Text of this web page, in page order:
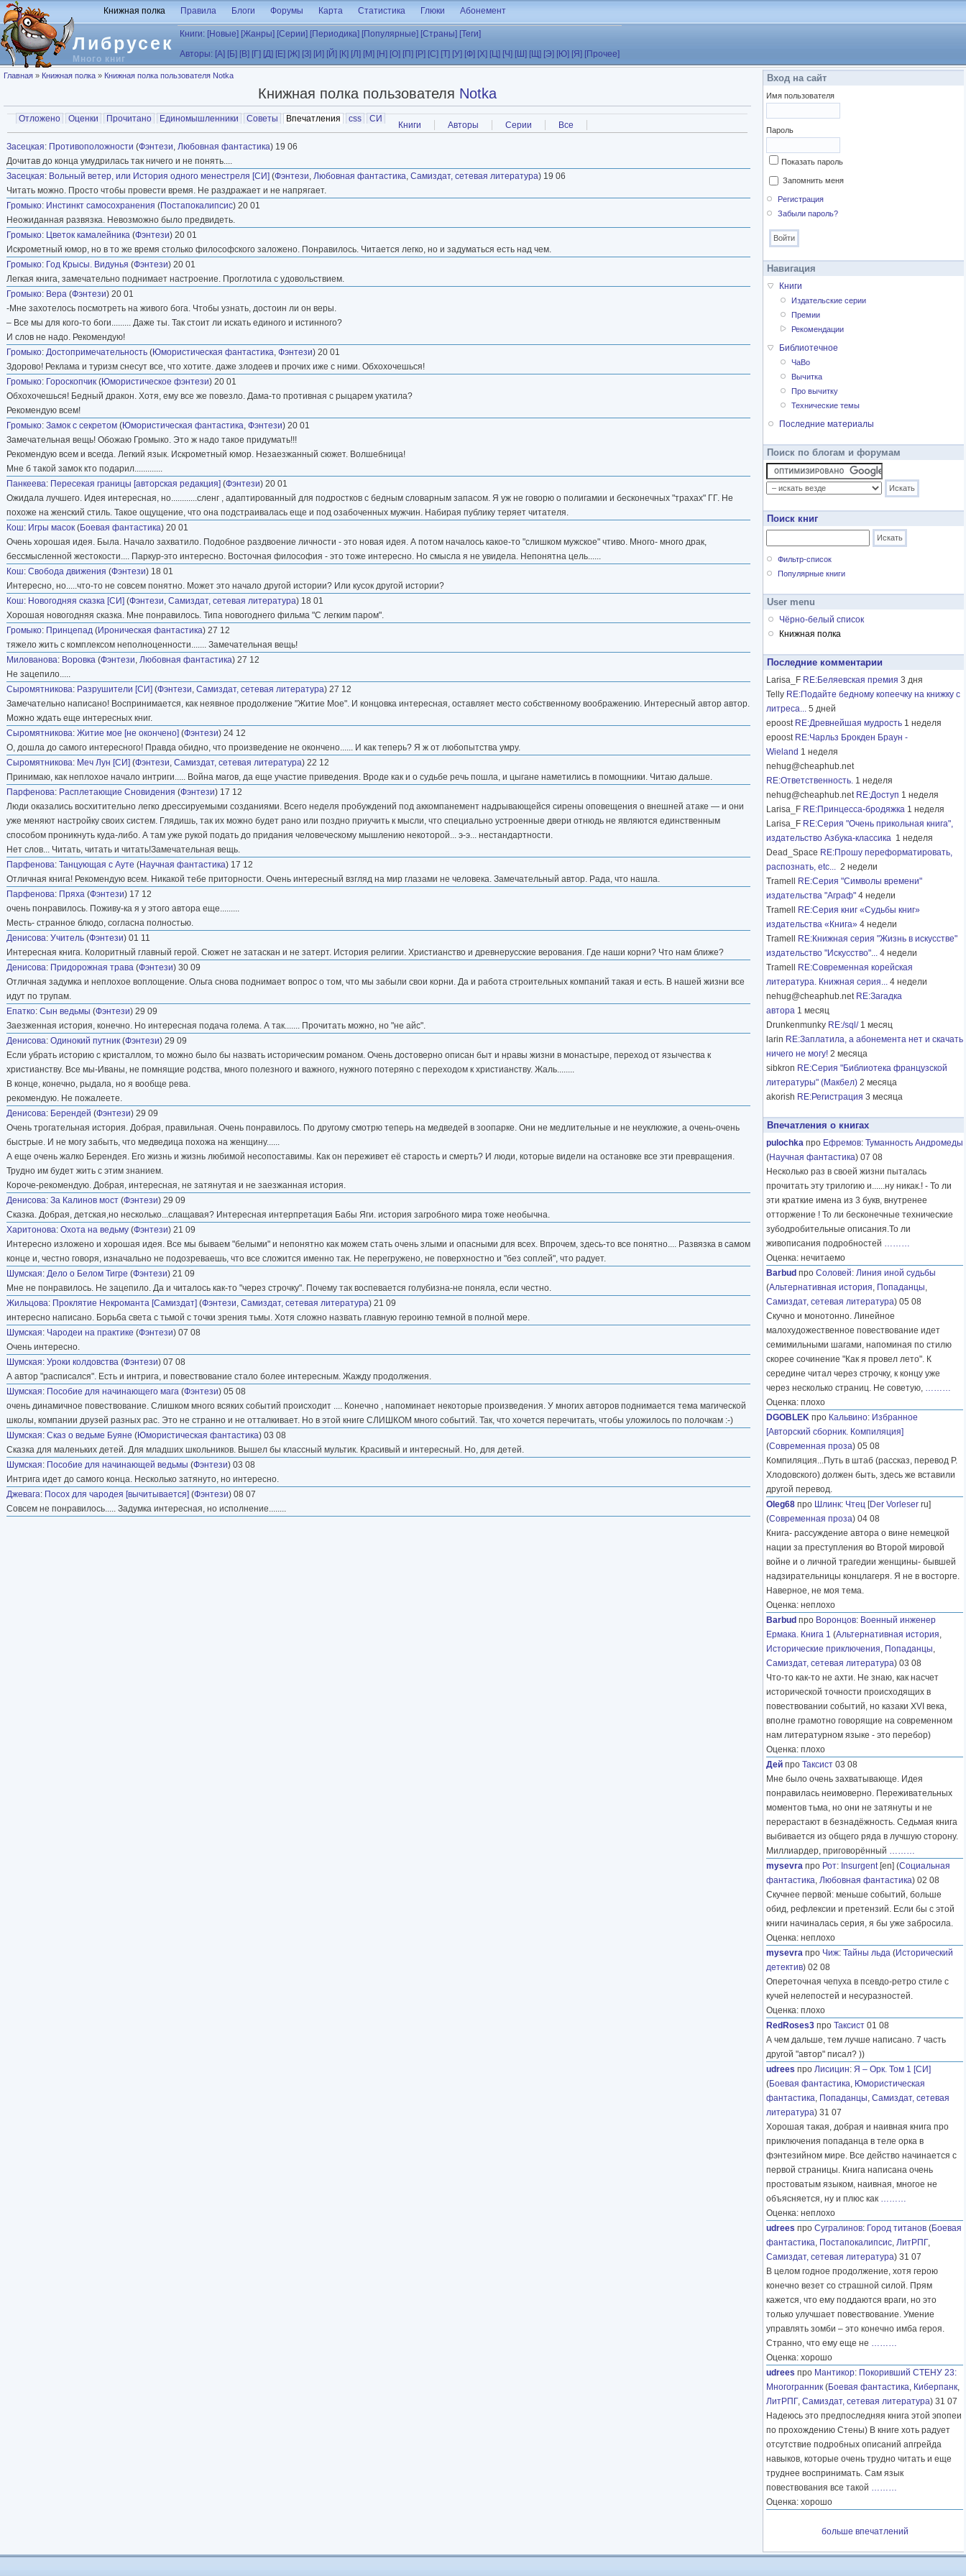
Перейти к основному содержанию
Либрусек
Много книг
Книжная полка Правила Блоги Форумы Карта Статистика Глюки Абонемент
Книги: [Новые] [Жанры] [Серии] [Периодика] [Популярные] [Страны] [Теги]
Авторы: [А] [Б] [В] [Г] [Д] [Е] [Ж] [З] [И] [Й] [К] [Л] [М] [Н] [О] [П] [Р] [С] [Т] [У] [Ф] [Х] [Ц] [Ч] [Ш] [Щ] [Э] [Ю] [Я] [Прочее]
Вы здесь
Главная » Книжная полка » Книжная полка пользователя Notka
Книжная полка пользователя Notka
Главные вкладки
Отложено Оценки Прочитано Единомышленники Советы Впечатления (активная вкладка)
css СИ
Вторичные вкладки Книги Авторы Серии Все
Засецкая: Противоположности (Фэнтези, Любовная фантастика) 19 06
Дочитав до конца умудрилась так ничего и не понять....
Засецкая: Вольный ветер, или История одного менестреля [СИ] (Фэнтези, Любовная фантастика, Самиздат, сетевая литература) 19 06
Читать можно. Просто чтобы провести время. Не раздражает и не напрягает.
Громыко: Инстинкт самосохранения (Постапокалипсис) 20 01
Неожиданная развязка. Невозможно было предвидеть.
Громыко: Цветок камалейника (Фэнтези) 20 01
Искрометный юмор, но в то же время столько философского заложено. Понравилось. Читается легко, но и задуматься есть над чем.
Громыко: Год Крысы. Видунья (Фэнтези) 20 01
Легкая книга, замечательно поднимает настроение. Проглотила с удовольствием.
Громыко: Вера (Фэнтези) 20 01
-Мне захотелось посмотреть на живого бога. Чтобы узнать, достоин ли он веры.
– Все мы для кого-то боги......... Даже ты. Так стоит ли искать единого и истинного?
И слов не надо. Рекомендую!
Громыко: Достопримечательность (Юмористическая фантастика, Фэнтези) 20 01
Здорово! Реклама и туризм снесут все, что хотите. даже злодеев и прочих иже с ними. Обхохочешься!
Громыко: Гороскопчик (Юмористическое фэнтези) 20 01
Обхохочешься! Бедный дракон. Хотя, ему все же повезло. Дама-то противная с рыцарем укатила?
Рекомендую всем!
Громыко: Замок с секретом (Юмористическая фантастика, Фэнтези) 20 01
Замечательная вещь! Обожаю Громыко. Это ж надо такое придумать!!!
Рекомендую всем и всегда. Легкий язык. Искрометный юмор. Незаезжанный сюжет. Волшебница!
Мне б такой замок кто подарил.............
Панкеева: Пересекая границы [авторская редакция] (Фэнтези) 20 01
Ожидала лучшего. Идея интересная, но............сленг , адаптированный для подростков с бедным словарным запасом. Я уж не говорю о полигамии и бесконечных "трахах" ГГ. Не
похоже на женский стиль. Такое ощущение, что она подстраивалась еще и под озабоченных мужчин. Набирая публику теряет читателя.
Кош: Игры масок (Боевая фантастика) 20 01
Очень хорошая идея. Была. Начало захватило. Подобное раздвоение личности - это новая идея. А потом началось какое-то "слишком мужское" чтиво. Много- много драк,
бессмысленной жестокости.... Паркур-это интересно. Восточная философия - это тоже интересно. Но смысла я не увидела. Непонятна цель......
Кош: Свобода движения (Фэнтези) 18 01
Интересно, но.....что-то не совсем понятно. Может это начало другой истории? Или кусок другой истории?
Кош: Новогодняя сказка [СИ] (Фэнтези, Самиздат, сетевая литература) 18 01
Хорошая новогодняя сказка. Мне понравилось. Типа новогоднего фильма "С легким паром".
Громыко: Принцепад (Ироническая фантастика) 27 12
тяжело жить с комплексом неполноценности....... Замечательная вещь!
Милованова: Воровка (Фэнтези, Любовная фантастика) 27 12
Не зацепило.....
Сыромятникова: Разрушители [СИ] (Фэнтези, Самиздат, сетевая литература) 27 12
Замечательно написано! Воспринимается, как неявное продолжение "Житие Мое". И концовка интересная, оставляет место собственному воображению. Интересный автор автор.
Можно ждать еще интересных книг.
Сыромятникова: Житие мое [не окончено] (Фэнтези) 24 12
О, дошла до самого интересного! Правда обидно, что произведение не окончено...... И как теперь? Я ж от любопытства умру.
Сыромятникова: Меч Лун [СИ] (Фэнтези, Самиздат, сетевая литература) 22 12
Принимаю, как неплохое начало интриги..... Война магов, да еще участие приведения. Вроде как и о судьбе речь пошла, и цыгане наметились в помощники. Читаю дальше.
Парфенова: Расплетающие Сновидения (Фэнтези) 17 12
Люди оказались восхитительно легко дрессируемыми созданиями. Всего неделя пробуждений под аккомпанемент надрывающейся сирены оповещения о внешней атаке — и они
уже меняют настройку своих систем. Глядишь, так их можно будет рано или поздно приучить к мысли, что специально устроенные двери отнюдь не являются единственным
способом проникнуть куда-либо. А там уже рукой подать до придания человеческому мышлению некоторой... э-э... нестандартности.
Нет слов... Читать, читать и читать!Замечательная вещь.
Парфенова: Танцующая с Ауте (Научная фантастика) 17 12
Отличная книга! Рекомендую всем. Никакой тебе приторности. Очень интересный взгляд на мир глазами не человека. Замечательный автор. Рада, что нашла.
Парфенова: Пряха (Фэнтези) 17 12
очень понравилось. Поживу-ка я у этого автора еще.........
Месть- странное блюдо, согласна полностью.
Денисова: Учитель (Фэнтези) 01 11
Интересная книга. Колоритный главный герой. Сюжет не затаскан и не затерт. История религии. Христианство и древнерусские верования. Где наши корни? Что нам ближе?
Денисова: Придорожная трава (Фэнтези) 30 09
Отличная задумка и неплохое воплощение. Ольга снова поднимает вопрос о том, что мы забыли свои корни. Да и работа строительных компаний такая и есть. В нашей жизни все
идут по трупам.
Епатко: Сын ведьмы (Фэнтези) 29 09
Заезженная история, конечно. Но интересная подача голема. А так....... Прочитать можно, но "не айс".
Денисова: Одинокий путник (Фэнтези) 29 09
Если убрать историю с кристаллом, то можно было бы назвать историческим романом. Очень достоверно описан быт и нравы жизни в монастыре, переход от язычества к
христианству. Все мы-Иваны, не помнящие родства, много полезного и важного, нужного потеряно с переходом к христианству. Жаль........
В конце, конечно, рыдала, но я вообще рева.
рекомендую. Не пожалеете.
Денисова: Берендей (Фэнтези) 29 09
Очень трогательная история. Добрая, правильная. Очень понравилось. По другому смотрю теперь на медведей в зоопарке. Они не медлительные и не неуклюжие, а очень-очень
быстрые. И не могу забыть, что медведица похожа на женщину......
А еще очень жалко Берендея. Его жизнь и жизнь любимой несопоставимы. Как он переживет её старость и смерть? И люди, которые видели на остановке все эти превращения.
Трудно им будет жить с этим знанием.
Короче-рекомендую. Добрая, интересная, не затянутая и не заезжанная история.
Денисова: За Калинов мост (Фэнтези) 29 09
Сказка. Добрая, детская,но несколько...слащавая? Интересная интерпретация Бабы Яги. история загробного мира тоже необычна.
Харитонова: Охота на ведьму (Фэнтези) 21 09
Интересно изложено и хорошая идея. Все мы бываем "белыми" и непонятно как можем стать очень злыми и опасными для всех. Впрочем, здесь-то все понятно.... Развязка в самом
конце и, честно говоря, изначально не подозреваешь, что все сложится именно так. Не перегружено, не поверхностно и "без соплей", что радует.
Шумская: Дело о Белом Тигре (Фэнтези) 21 09
Мне не понравилось. Не зацепило. Да и читалось как-то "через строчку". Почему так воспевается голубизна-не поняла, если честно.
Жильцова: Проклятие Некроманта [Самиздат] (Фэнтези, Самиздат, сетевая литература) 21 09
интересно написано. Борьба света с тьмой с точки зрения тьмы. Хотя сложно назвать главную героиню темной в полной мере.
Шумская: Чародеи на практике (Фэнтези) 07 08
Очень интересно.
Шумская: Уроки колдовства (Фэнтези) 07 08
А автор "расписался". Есть и интрига, и повествование стало более интересным. Жажду продолжения.
Шумская: Пособие для начинающего мага (Фэнтези) 05 08
очень динамичное повествование. Слишком много всяких событий происходит .... Конечно , напоминает некоторые произведения. У многих авторов поднимается тема магической
школы, компании друзей разных рас. Это не странно и не отталкивает. Но в этой книге СЛИШКОМ много событий. Так, что хочется перечитать, чтобы уложилось по полочкам :-)
Шумская: Сказ о ведьме Буяне (Юмористическая фантастика) 03 08
Сказка для маленьких детей. Для младших школьников. Вышел бы классный мультик. Красивый и интересный. Но, для детей.
Шумская: Пособие для начинающей ведьмы (Фэнтези) 03 08
Интрига идет до самого конца. Несколько затянуто, но интересно.
Джевага: Посох для чародея [вычитывается] (Фэнтези) 08 07
Совсем не понравилось..... Задумка интересная, но исполнение........
Вход на сайт
Имя пользователя
Пароль
Показать пароль
Запомнить меня
Регистрация
Забыли пароль?
Навигация
Книги
Издательские серии
Премии
Рекомендации
Библиотечное
ЧаВо
Вычитка
Про вычитку
Технические темы
Последние материалы
Поиск по блогам и форумам
Поиск книг
Фильтр-список
Популярные книги
User menu
Чёрно-белый список
Книжная полка
Последние комментарии
Larisa_F RE:Беляевская премия 3 дня
Telly RE:Подайте бедному копеечку на книжку с
литреса... 5 дней
epoost RE:Древнейшая мудрость 1 неделя
epoost RE:Чарльз Брокден Браун -
Wieland 1 неделя
nehug@cheaphub.net
RE:Ответственность. 1 неделя
nehug@cheaphub.net RE:Доступ 1 неделя
Larisa_F RE:Принцесса-бродяжка 1 неделя
Larisa_F RE:Серия "Очень прикольная книга",
издательство Азбука-классика 1 неделя
Dead_Space RE:Прошу переформатировать,
распознать, etc... 2 недели
Tramell
RE:Серия "Символы времени"
издательства "Аграф" 4 недели
Tramell
RE:Серия книг «Судьбы книг»
издательства «Книга» 4 недели
Tramell
RE:Книжная серия "Жизнь в искусстве"
издательство "Искусство"... 4 недели
Tramell
RE:Современная корейская
литература. Книжная серия... 4 недели
nehug@cheaphub.net RE:Загадка
автора 1 месяц
Drunkenmunky RE:/sql/ 1 месяц
larin RE:Заплатила, а абонемента нет и скачать
ничего не могу! 2 месяца
sibkron RE:Серия "Библиотека французской
литературы" (Макбел) 2 месяца
akorish RE:Регистрация 3 месяца
Впечатления о книгах
pulochka про Ефремов: Туманность Андромеды
(Научная фантастика) 07 08
Несколько раз в своей жизни пыталась
прочитать эту трилогию и......ну никак.! - То ли
эти краткие имена из 3 букв, внутренее
отторжение ! То ли бесконечные технические
зубодробительные описания.То ли
живописания подробностей ………
Оценка: нечитаемо
Barbud про Соловей: Линия иной судьбы
(Альтернативная история, Попаданцы,
Самиздат, сетевая литература) 05 08
Скучно и монотонно. Линейное
малохудожественное повествование идет
семимильными шагами, напоминая по стилю
скорее сочинение "Как я провел лето". К
середине читал через строчку, к концу уже
через несколько страниц. Не советую, ………
Оценка: плохо
DGOBLEK про Кальвино: Избранное
[Авторский сборник. Компиляция]
(Современная проза) 05 08
Компиляция...Путь в штаб (рассказ, перевод Р.
Хлодовского) должен быть, здесь же вставили
другой перевод.
Oleg68 про Шлинк: Чтец [Der Vorleser ru]
(Современная проза) 04 08
Книга- рассуждение автора о вине немецкой
нации за преступления во Второй мировой
войне и о личной трагедии женщины- бывшей
надзирательницы концлагеря. Я не в восторге.
Наверное, не моя тема.
Оценка: неплохо
Barbud про Воронцов: Военный инженер
Ермака. Книга 1 (Альтернативная история,
Исторические приключения, Попаданцы,
Самиздат, сетевая литература) 03 08
Что-то как-то не ахти. Не знаю, как насчет
исторической точности происходящих в
повествовании событий, но казаки XVI века,
вполне грамотно говорящие на современном
нам литературном языке - это перебор)
Оценка: плохо
Дей про Таксист 03 08
Мне было очень захватывающе. Идея
понравилась неимоверно. Переживательных
моментов тьма, но они не затянуты и не
перерастают в безнадёжность. Седьмая книга
выбивается из общего ряда в лучшую сторону.
Миллиардер, приговорённый ………
mysevra про Рот: Insurgent[en] (Социальная
фантастика, Любовная фантастика) 02 08
Скучнее первой: меньше событий, больше
обид, рефлексии и претензий. Если бы с этой
книги начиналась серия, я бы уже забросила.
Оценка: неплохо
mysevra про Чиж: Тайны льда (Исторический
детектив) 02 08
Опереточная чепуха в псевдо-ретро стиле с
кучей нелепостей и несуразностей.
Оценка: плохо
RedRoses3 про Таксист 01 08
А чем дальше, тем лучше написано. 7 часть
другой "автор" писал? ))
udrees про Лисицин: Я – Орк. Том 1 [СИ]
(Боевая фантастика, Юмористическая
фантастика, Попаданцы, Самиздат, сетевая
литература) 31 07
Хорошая такая, добрая и наивная книга про
приключения попаданца в теле орка в
фэнтезийном мире. Все действо начинается с
первой страницы. Книга написана очень
простоватым языком, наивная, многое не
объясняется, ну и плюс как ………
Оценка: неплохо
udrees про Сугралинов: Город титанов (Боевая
фантастика, Постапокалипсис, ЛитРПГ,
Самиздат, сетевая литература) 31 07
В целом годное продолжение, хотя герою
конечно везет со страшной силой. Прям
кажется, что ему поддаются враги, но это
только улучшает повествование. Умение
управлять зомби – это конечно имба героя.
Странно, что ему еще не ………
Оценка: хорошо
udrees про Мантикор: Покоривший СТЕНУ 23:
Многогранник (Боевая фантастика, Киберпанк,
ЛитРПГ, Самиздат, сетевая литература) 31 07
Надеюсь это предпоследняя книга этой эпопеи
по прохождению Стены) В книге хоть радует
отсутствие подробных описаний апгрейда
навыков, которые очень трудно читать и еще
труднее воспринимать. Сам язык
повествования все такой ………
Оценка: хорошо
больше впечатлений